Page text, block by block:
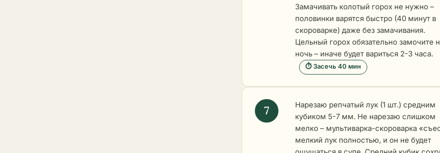
Замачивать колотый горох не нужно –
половинки варятся быстро (40 минут в
скороварке) даже без замачивания.
Цельный горох обязательно замочите
ночь – иначе будет вариться 2-3 часа.
⏱ Засечь 40 мин
Нарезаю репчатый лук (1 шт.) средним
кубиком 5-7 мм. Не нарезаю слишком
мелко – мультиварка-скороварка
мелкий лук полностью, и он не будет